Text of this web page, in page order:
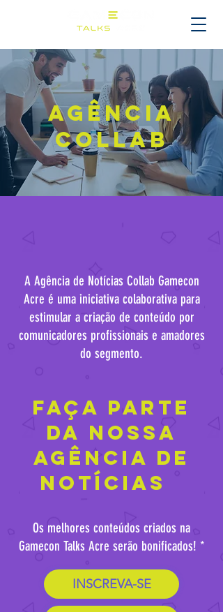
agência
collab
A Agência de Notícias Collab Gamecon
Acre é uma iniciativa colaborativa para
estimular a criação de conteúdo por
comunicadores profissionais e amadores
do segmento.
FAça parte
da nossa
agência de
notícias
Os melhores conteúdos criados na
Gamecon Talks Acre serão bonificados! *
INSCREVA-SE